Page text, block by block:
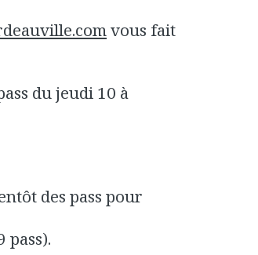
vous fait
du jeudi 10 à
des pass pour